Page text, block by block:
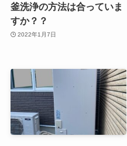
釜洗浄の方法は合っていま
すか？？
2022年1月7日